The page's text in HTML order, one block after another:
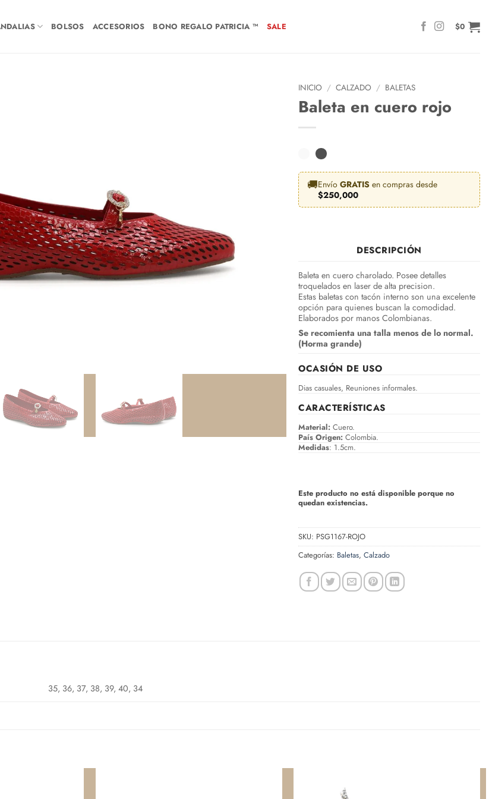
BOLSOS ACCESORIOS BONO REGALO PATRICIA ™ SALE $0
INICIO / CALZADO / BALETAS
Baleta en cuero rojo
🚚Envío GRATIS en compras desde
$250,000
DESCRIPCIÓN
Baleta en cuero charolado. Posee detalles
troquelados en laser de alta precision.
Estas baletas con tacón interno son una excelente
opción para quienes buscan la comodidad.
Elaborados por manos Colombianas.
Se recomienta una talla menos de lo normal.
(Horma grande)
OCASIÓN DE USO
Dias casuales, Reuniones informales.
CARACTERÍSTICAS
Material: Cuero.
País Origen: Colombia.
Medidas: 1.5cm.
Este producto no está disponible porque no
quedan existencias.
SKU: PSG1167-ROJO
Categorías: Baletas, Calzado
35, 36, 37, 38, 39, 40, 34